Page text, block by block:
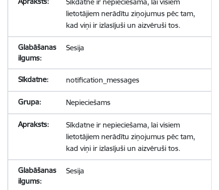
lietotājiem nerādītu ziņojumus pēc tam,
kad viņi ir izlasījuši un aizvēruši tos.
Sesija
notification_messages
Nepieciešams
Sīkdatne ir nepieciešama, lai visiem
lietotājiem nerādītu ziņojumus pēc tam,
kad viņi ir izlasījuši un aizvēruši tos.
Sesija